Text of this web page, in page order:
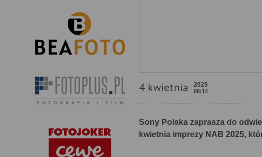
4 kwietnia 2025
08:14
Sony Polska zaprasza do
kwietnia imprezy NAB 2025,